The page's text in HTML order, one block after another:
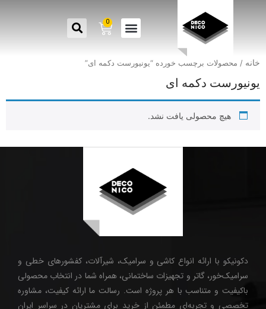
0
خانه / محصولات برچسب خورده “یونیورست دکمه ای”
یونیورست دکمه ای
هیچ محصولی یافت نشد.
دکونیکو با ارائه انواع کاشی و سرامیک، شیرآلات، کفشورهای خطی و
سرامیک‌خور، گاتر و تجهیزات ساختمانی، همراه شما در انتخاب محصولی
باکیفیت و متناسب با هر پروژه است. رسالت ما ارائه کیفیت، مشاوره
تخصصی و تجربه‌ای مطمئن از خرید برای مشتریان در سراسر ایران